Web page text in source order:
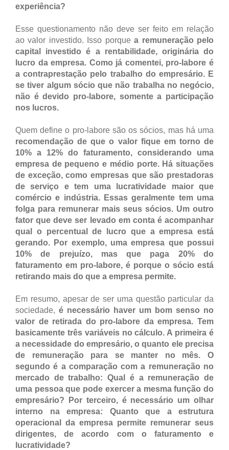
experiência?
Esse questionamento não deve ser feito em relação
ao valor investido. Isso porquea remuneração pelo
capital investido é a rentabilidade, originária do
lucro da empresa. Como já comentei, pro-labore é
a contraprestação pelo trabalho do empresário. E
se tiver algum sócio que não trabalha no negócio,
não é devido pro-labore, somente a participação
nos lucros.
Quem define o pro-labore são os sócios, mas há uma
recomendação de que o valor fique em torno de
10% a 12% do faturamento, considerando uma
empresa de pequeno e médio porte. Há situações
de exceção, como empresas que são prestadoras
de serviço e tem uma lucratividade maior que
comércio e indústria. Essas geralmente tem uma
folga para remunerar mais seus sócios. Um outro
fator que deve ser levado em conta é acompanhar
qual o percentual de lucro que a empresa está
gerando. Por exemplo, uma empresa que possui
10% de prejuízo, mas que paga 20% do
faturamento em pro-labore, é porque o sócio está
retirando mais do que a empresa permite.
Em resumo, apesar de ser uma questão particular da
sociedade, é necessário haver um bom senso no
valor de retirada do pro-labore da empresa. Tem
basicamente três variáveis no cálculo. A primeira é
a necessidade do empresário, o quanto ele precisa
de remuneração para se manter no mês. O
segundo é a comparação com a remuneração no
mercado de trabalho: Qual é a remuneração de
uma pessoa que pode exercer a mesma função do
empresário? Por terceiro, é necessário um olhar
interno na empresa: Quanto que a estrutura
operacional da empresa permite remunerar seus
dirigentes, de acordo com o faturamento e
lucratividade?